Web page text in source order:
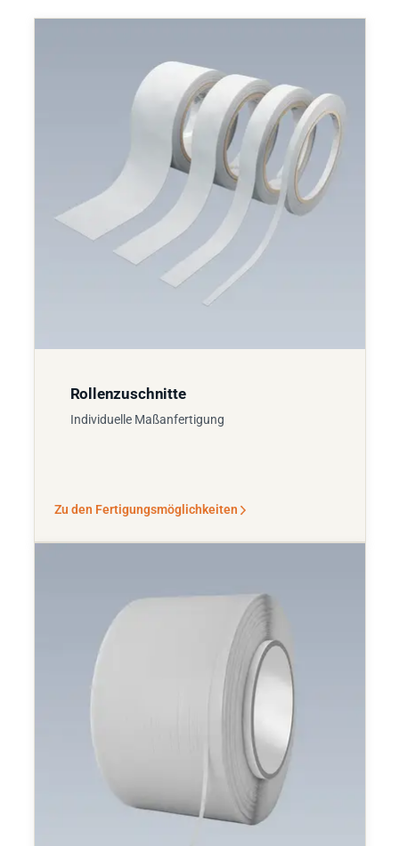
Rollenzuschnitte
Individuelle Maßanfertigung
Zu den Fertigungsmöglichkeiten